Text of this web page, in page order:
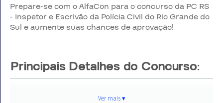
Prepare-se com o AlfaCon para o concurso da PC RS
- Inspetor e Escrivão da Polícia Civil do Rio Grande do
Sul e aumente suas chances de aprovação!
Principais Detalhes do Concurso:
Ver mais ▾